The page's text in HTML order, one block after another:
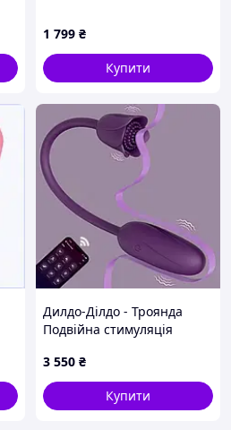
Nomax
1 799 ₴
Купити
Дилдо-Ділдо - Троянда
Подвійна стимуляція
Фейковий пініс Вібратор,
2-в-1 Вібраційне яйце
Стимулювальний G-точку
3 550 ₴
Купити